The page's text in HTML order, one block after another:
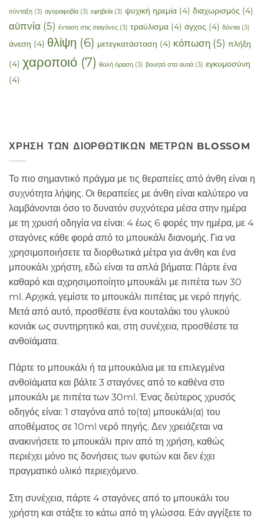
σύνταξη (3) αγοραφοβία (3) εφηβεία (3) ψυχική ηρεμία (4) διαχωρισμός (4)
αϋπνία (5) ένταση στις σιαγόνες (3) τραύλισμα (4) άγχος (4) δόντια (3)
άνεση (4) θλίψη (6) μετεγκατάσταση (4) κόπωση (5) πλήξη
(4) χαροποιό (7) θολή όραση (3) βουητό στα αυτιά (3) εγκυμοσύνη
(4)
ΧΡΉΣΗ ΤΩΝ ΔΙΟΡΘΩΤΙΚΏΝ ΜΈΤΡΩΝ BLOSSOM
Το πιο σημαντικό πράγμα με τις θεραπείες από άνθη είναι η
συχνότητα λήψης. Οι θεραπείες με άνθη είναι καλύτερο να
λαμβάνονται όσο το δυνατόν συχνότερα μέσα στην ημέρα
με τη χρυσή οδηγία να είναι: 4 έως 6 φορές την ημέρα, με 4
σταγόνες κάθε φορά από το μπουκάλι διανομής. Για να
χρησιμοποιήσετε τα διορθωτικά μέτρα για άνθη και ένα
μπουκάλι χρήστη, εδώ είναι τα απλά βήματα: Πάρτε ένα
καθαρό και αχρησιμοποίητο μπουκάλι με πιπέτα των 30
ml. Αρχικά, γεμίστε το μπουκάλι πιπέτας με νερό πηγής.
Μετά από αυτό, προσθέστε ένα κουταλάκι του γλυκού
κονιάκ ως συντηρητικό και, στη συνέχεια, προσθέστε τα
ανθοϊάματα.
Πάρτε το μπουκάλι ή τα μπουκάλια με τα επιλεγμένα
ανθοϊάματα και βάλτε 3 σταγόνες από το καθένα στο
μπουκάλι με πιπέτα των 30ml. Ένας δεύτερος χρυσός
οδηγός είναι: 1 σταγόνα από το(τα) μπουκάλι(α) του
αποθέματος σε 10ml νερό πηγής. Δεν χρειάζεται να
ανακινήσετε το μπουκάλι πριν από τη χρήση, καθώς
περιέχει μόνο τις δονήσεις των φυτών και δεν έχει
πραγματικό υλικό περιεχόμενο.
Στη συνέχεια, πάρτε 4 σταγόνες από το μπουκάλι του
χρήστη και στάξτε το κάτω από τη γλώσσα. Εάν αγγίξετε το